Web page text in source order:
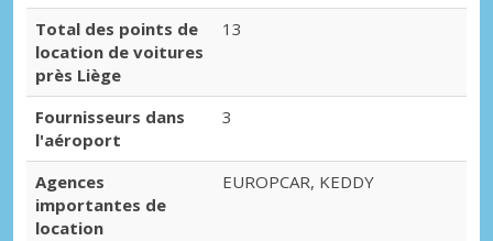
Total des points de
location de voitures
près Liège
13
Fournisseurs dans
l'aéroport
3
Agences
importantes de
location
EUROPCAR, KEDDY